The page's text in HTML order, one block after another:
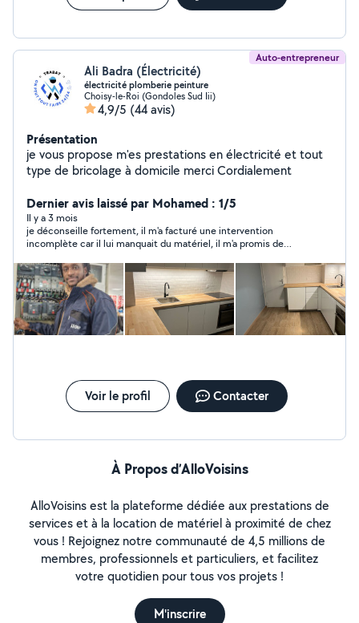
Auto-entrepreneur
Ali Badra (Électricité)
électricité plomberie peinture
Choisy-le-Roi (Gondoles Sud Iii)
4,9/5 (44 avis)
Présentation
je vous propose m'es prestations en électricité et tout
type de bricolage à domicile merci Cordialement
Dernier avis laissé par Mohamed : 1/5
Il y a 3 mois
je déconseille fortement, il m'a facturé une intervention
incomplète car il lui manquait du matériel, il m'a promis de
appels. à fuir
Voir le profil Contacter
À Propos d’AlloVoisins
AlloVoisins est la plateforme dédiée aux prestations de
services et à la location de matériel à proximité de chez
vous ! Rejoignez notre communauté de 4,5 millions de
membres, professionnels et particuliers, et facilitez
votre quotidien pour tous vos projets !
M'inscrire